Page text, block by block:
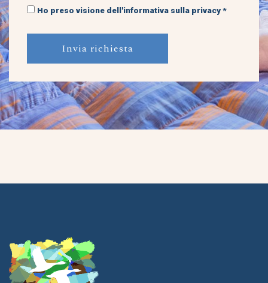
Ho preso visione dell'informativa sulla privacy *
Invia richiesta